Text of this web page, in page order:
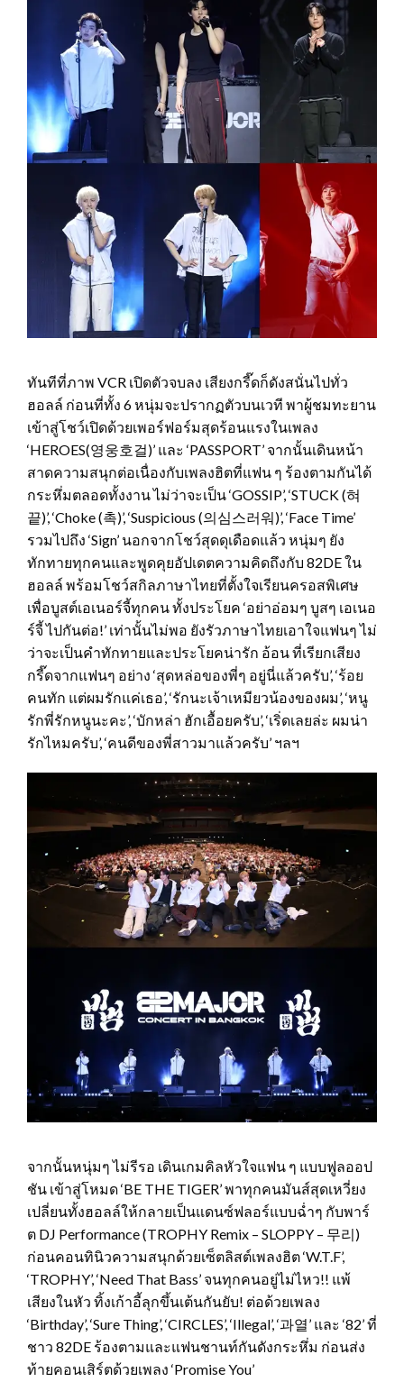
ทันทีที่ภาพ VCR เปิดตัวจบลง เสียงกรี๊ดก็ดังสนั่นไปทั่ว
ฮอลล์ ก่อนที่ทั้ง 6 หนุ่มจะปรากฏตัวบนเวที พาผู้ชมทะยาน
เข้าสู่โชว์เปิดด้วยเพอร์ฟอร์มสุดร้อนแรงในเพลง
‘HEROES(영웅호걸)’ และ ‘PASSPORT’ จากนั้นเดินหน้า
สาดความสนุกต่อเนื่องกับเพลงฮิตที่แฟน ๆ ร้องตามกันได้
กระหึ่มตลอดทั้งงาน ไม่ว่าจะเป็น ‘GOSSIP’, ‘STUCK (혀
끝)’, ‘Choke (촉)’, ‘Suspicious (의심스러워)’, ‘Face Time’
รวมไปถึง ‘Sign’ นอกจากโชว์สุดดุเดือดแล้ว หนุ่มๆ ยัง
ทักทายทุกคนและพูดคุยอัปเดตความคิดถึงกับ 82DE ใน
ฮอลล์ พร้อมโชว์สกิลภาษาไทยที่ตั้งใจเรียนครอสพิเศษ
เพื่อบูสต์เอเนอร์จี้ทุกคน ทั้งประโยค ‘อย่าอ่อมๆ บูสๆ เอเนอ
ร์จี้ ไปกันต่อ!’ เท่านั้นไม่พอ ยังรัวภาษาไทยเอาใจแฟนๆ ไม่
ว่าจะเป็นคำทักทายและประโยคน่ารัก อ้อน ที่เรียกเสียง
กรี๊ดจากแฟนๆ อย่าง ‘สุดหล่อของพี่ๆ อยู่นี่แล้วครับ’, ‘ร้อย
คนทัก แต่ผมรักแค่เธอ’, ‘รักนะเจ้าเหมียวน้องของผม’, ‘หนู
รักพี่รักหนูนะคะ’, ‘บักหล่า ฮักเอื้อยครับ’, ‘เริ่ดเลยล่ะ ผมน่า
รักไหมครับ’, ‘คนดีของพี่สาวมาแล้วครับ’ ฯลฯ
จากนั้นหนุ่มๆ ไม่รีรอ เดินเกมคิลหัวใจแฟน ๆ แบบฟูลออป
ชัน เข้าสู่โหมด ‘BE THE TIGER’ พาทุกคนมันส์สุดเหวี่ยง
เปลี่ยนทั้งฮอลล์ให้กลายเป็นแดนซ์ฟลอร์แบบฉ่ำๆ กับพาร์
ต DJ Performance (TROPHY Remix – SLOPPY – 무리)
ก่อนคอนทินิวความสนุกด้วยเซ็ตลิสต์เพลงฮิต ‘W.T.F’,
‘TROPHY’, ‘Need That Bass’ จนทุกคนอยู่ไม่ไหว!! แพ้
เสียงในหัว ทิ้งเก้าอี้ลุกขึ้นเต้นกันยับ! ต่อด้วยเพลง
‘Birthday’, ‘Sure Thing’, ‘CIRCLES’, ‘Illegal’, ‘과열’ และ ‘82’ ที่
ชาว 82DE ร้องตามและแฟนชานท์กันดังกระหึ่ม ก่อนส่ง
ท้ายคอนเสิร์ตด้วยเพลง ‘Promise You’